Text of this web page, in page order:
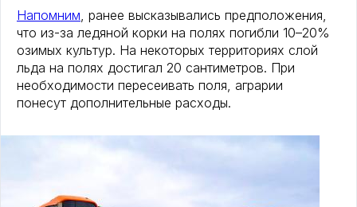
Напомним, ранее высказывались предположения,
что из-за ледяной корки на полях погибли 10–20%
озимых культур. На некоторых территориях слой
льда на полях достигал 20 сантиметров. При
необходимости пересеивать поля, аграрии
понесут дополнительные расходы.